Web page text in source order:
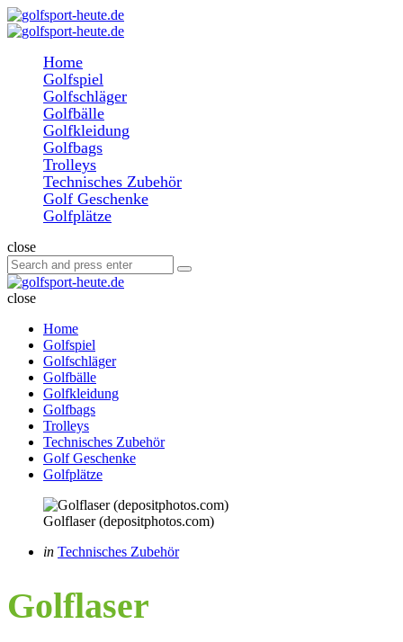
Menu
Search
golfsport-
Home
Golfspiel
Golfschläger
Golfbälle
Golfkleidung
Golfbags
Trolleys
Technisches Zubehör
Golf Geschenke
Golfplätze
Search
close
Search
for:
Search
golfsport-
close
Home
Golfspiel
Golfschläger
Golfbälle
Golfkleidung
Golfbags
Trolleys
Technisches Zubehör
Golf Geschenke
Golfplätze
Golflaser (depositphotos.com)
Categories
Posted
in Technisches Zubehör
Golflaser